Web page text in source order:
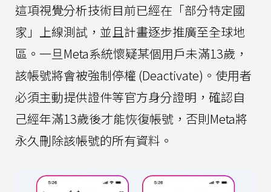
這項視覺分析技術目前已經在「部分特定國
家」上線測試，並且計畫逐步推廣至全球地
區。一旦Meta系統懷疑某個用戶未滿13歲，
該帳號將會被強制停權 (Deactivate)。使用者
必須主動提供證件等官方身分證明，確認自
己經年滿13歲後才能恢復帳號，否則Meta將
永久刪除該帳號的所有資料。